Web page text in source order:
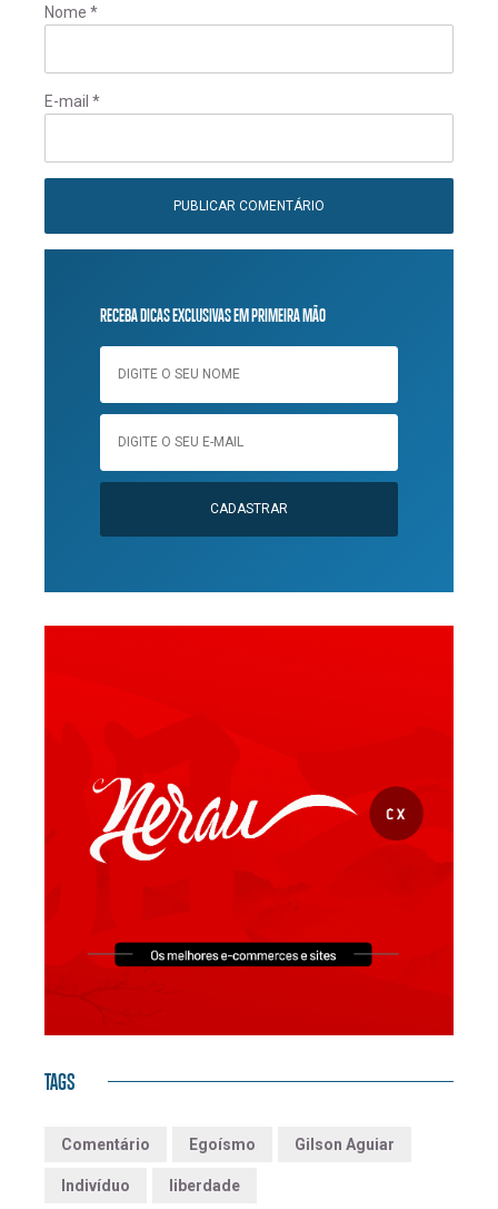
Nome *
E-mail *
RECEBA DICAS EXCLUSIVAS EM PRIMEIRA MÃO
CADASTRAR
TAGS
Comentário Egoísmo Gilson Aguiar
Indivíduo liberdade